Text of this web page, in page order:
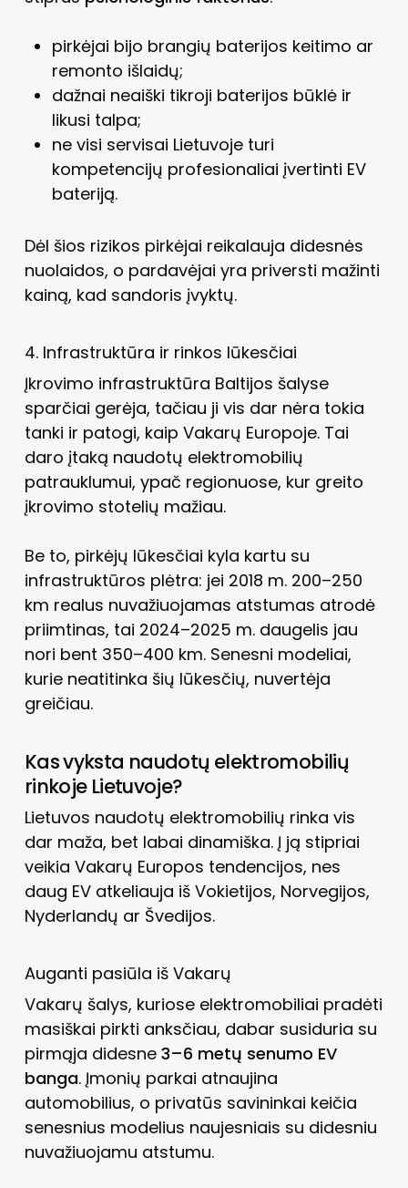
pirkėjai bijo brangių baterijos keitimo ar
remonto išlaidų;
dažnai neaiški tikroji baterijos būklė ir
likusi talpa;
ne visi servisai Lietuvoje turi
kompetencijų profesionaliai įvertinti EV
bateriją.
Dėl šios rizikos pirkėjai reikalauja didesnės
nuolaidos, o pardavėjai yra priversti mažinti
kainą, kad sandoris įvyktų.
4. Infrastruktūra ir rinkos lūkesčiai
Įkrovimo infrastruktūra Baltijos šalyse
sparčiai gerėja, tačiau ji vis dar nėra tokia
tanki ir patogi, kaip Vakarų Europoje. Tai
daro įtaką naudotų elektromobilių
patrauklumui, ypač regionuose, kur greito
įkrovimo stotelių mažiau.
Be to, pirkėjų lūkesčiai kyla kartu su
infrastruktūros plėtra: jei 2018 m. 200–250
km realus nuvažiuojamas atstumas atrodė
priimtinas, tai 2024–2025 m. daugelis jau
nori bent 350–400 km. Senesni modeliai,
kurie neatitinka šių lūkesčių, nuvertėja
greičiau.
Kas vyksta naudotų elektromobilių
rinkoje Lietuvoje?
Lietuvos naudotų elektromobilių rinka vis
dar maža, bet labai dinamiška. Į ją stipriai
veikia Vakarų Europos tendencijos, nes
daug EV atkeliauja iš Vokietijos, Norvegijos,
Nyderlandų ar Švedijos.
Auganti pasiūla iš Vakarų
Vakarų šalys, kuriose elektromobiliai pradėti
masiškai pirkti anksčiau, dabar susiduria su
pirmąja didesne 3–6 metų senumo EV
banga. Įmonių parkai atnaujina
automobilius, o privatūs savininkai keičia
senesnius modelius naujesniais su didesniu
nuvažiuojamu atstumu.